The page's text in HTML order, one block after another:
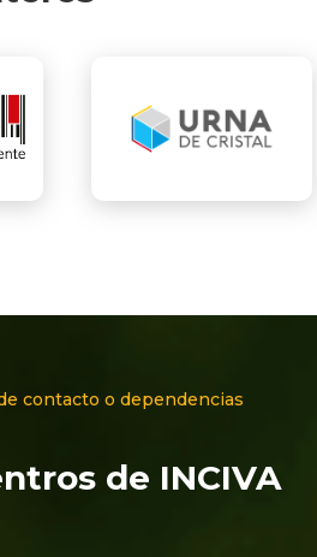
contacto o dependencias
de INCIVA